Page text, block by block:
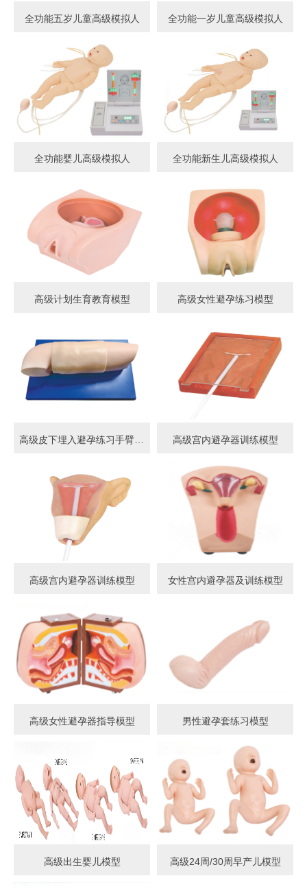
全功能五岁儿童高级模拟人 全功能一岁儿童高级模拟人
全功能婴儿高级模拟人 全功能新生儿高级模拟人
高级计划生育教育模型 高级女性避孕练习模型
高级皮下埋入避孕练习手臂模型 高级宫内避孕器训练模型
高级宫内避孕器训练模型 女性宫内避孕器及训练模型
高级女性避孕器指导模型 男性避孕套练习模型
高级出生婴儿模型 高级24周/30周早产儿模型